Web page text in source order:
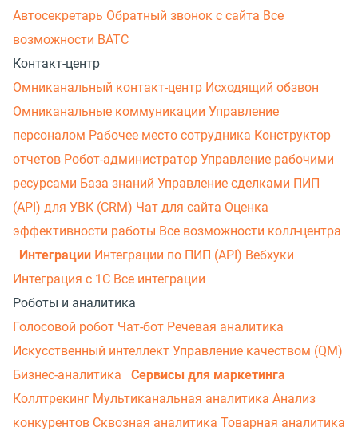
Автосекретарь Обратный звонок с сайта Все
возможности ВАТС
Контакт-центр
Омниканальный контакт-центр Исходящий обзвон
Омниканальные коммуникации Управление
персоналом Рабочее место сотрудника Конструктор
отчетов Робот-администратор Управление рабочими
ресурсами База знаний Управление сделками ПИП
(API) для УВК (CRM) Чат для сайта Оценка
эффективности работы Все возможности колл-центра
Интеграции Интеграции по ПИП (API) Вебхуки
Интеграция с 1С Все интеграции
Роботы и аналитика
Голосовой робот Чат-бот Речевая аналитика
Искусственный интеллект Управление качеством (QM)
Бизнес-аналитика
Сервисы для маркетинга
Коллтрекинг Мультиканальная аналитика Анализ
конкурентов Сквозная аналитика Товарная аналитика